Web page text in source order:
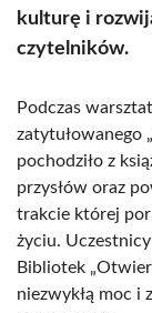
kulturę i
czytelników.
Podczas
zatytułowanego
pochodziło z
przysłów oraz
trakcie której
życiu.
Bibliotek
niezwykłą moc i